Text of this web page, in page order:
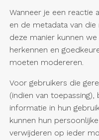
Wanneer je een reactie
en de metadata van
deze manier kunnen
herkennen en
moeten modereren.
Voor gebruikers die
(indien van
informatie in hun
kunnen hun
verwijderen op ieder